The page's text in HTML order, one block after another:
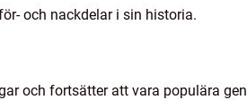
och nackdelar i sin historia.
och fortsätter att vara populära